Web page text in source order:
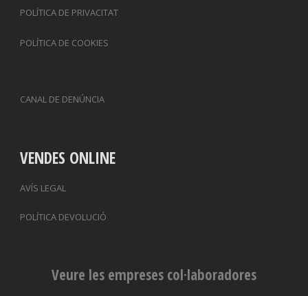
POLÍTICA DE PRIVACITAT
POLÍTICA DE COOKIES
CANAL DE DENÚNCIA
VENDES ONLINE
AVÍS LEGAL
POLÍTICA DEVOLUCIÓ
Veure les empreses col·laboradores